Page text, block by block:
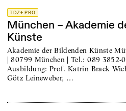
TDZ+ PRO
München – Akademie
Künste
Akademie der Bildenden Künste
| 80799 München | Tel.: 089 3852-
Ausbildung: Prof. Katrin Brack
Götz Leineweber, …